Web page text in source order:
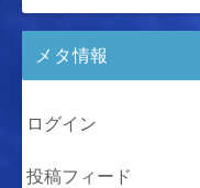
メタ情報
ログイン
投稿フィード